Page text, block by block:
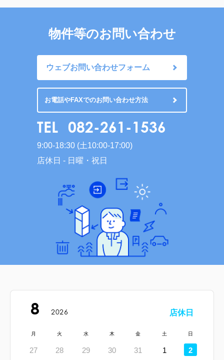
物件等のお問い合わせ
ウェブお問い合わせフォーム
お電話やFAXでのお問い合わせ方法
TEL 082-261-1536
9:00-18:30 (土10:00-17:00)
店休日 - 日曜・祝日
8 2026 店休日
月 火 水 木 金 土 日
27 28 29 30 31 1 2
定
休
日